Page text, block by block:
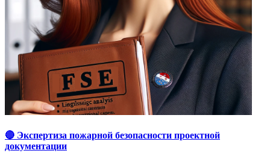
🔴 Экспертиза пожарной безопасности проектной
документации